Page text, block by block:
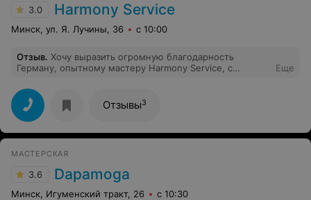
3.0 Harmony Service
Минск, ул. Я. Лучины, 36 с 10:00
Отзыв. Хочу выразить огромную благодарность
Герману, опытному мастеру Harmony Service, с
рыночной, с рекомендациями, настройкой и
проверкой на работоспособность, а также грамотными
ответами на все мои вопросы касающиеся данной
игровой сборки.
Еще
Отзывы3
МАСТЕРСКАЯ
3.6 Dapamoga
Минск, Игуменский тракт, 26 с 10:30